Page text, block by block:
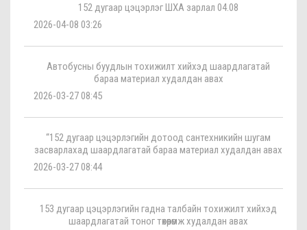
152 дугаар цэцэрлэг ШХА зарлал 04.08
2026-04-08 03:26
Автобусны буудлын тохижилт хийхэд шаардлагатай
бараа материал худалдан авах
2026-03-27 08:45
“152 дугаар цэцэрлэгийн дотоод сантехникийн шугам
засварлахад шаардлагатай бараа материал худалдан авах
2026-03-27 08:44
153 дугаар цэцэрлэгийн гадна талбайн тохижилт хийхэд
шаардлагатай тоног төхөөрөмж худалдан авах